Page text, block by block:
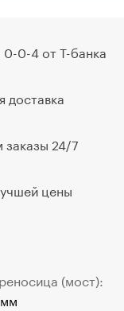
(мост):
0-0-4 от Т-банка
доставка
заказы 24/7
цены